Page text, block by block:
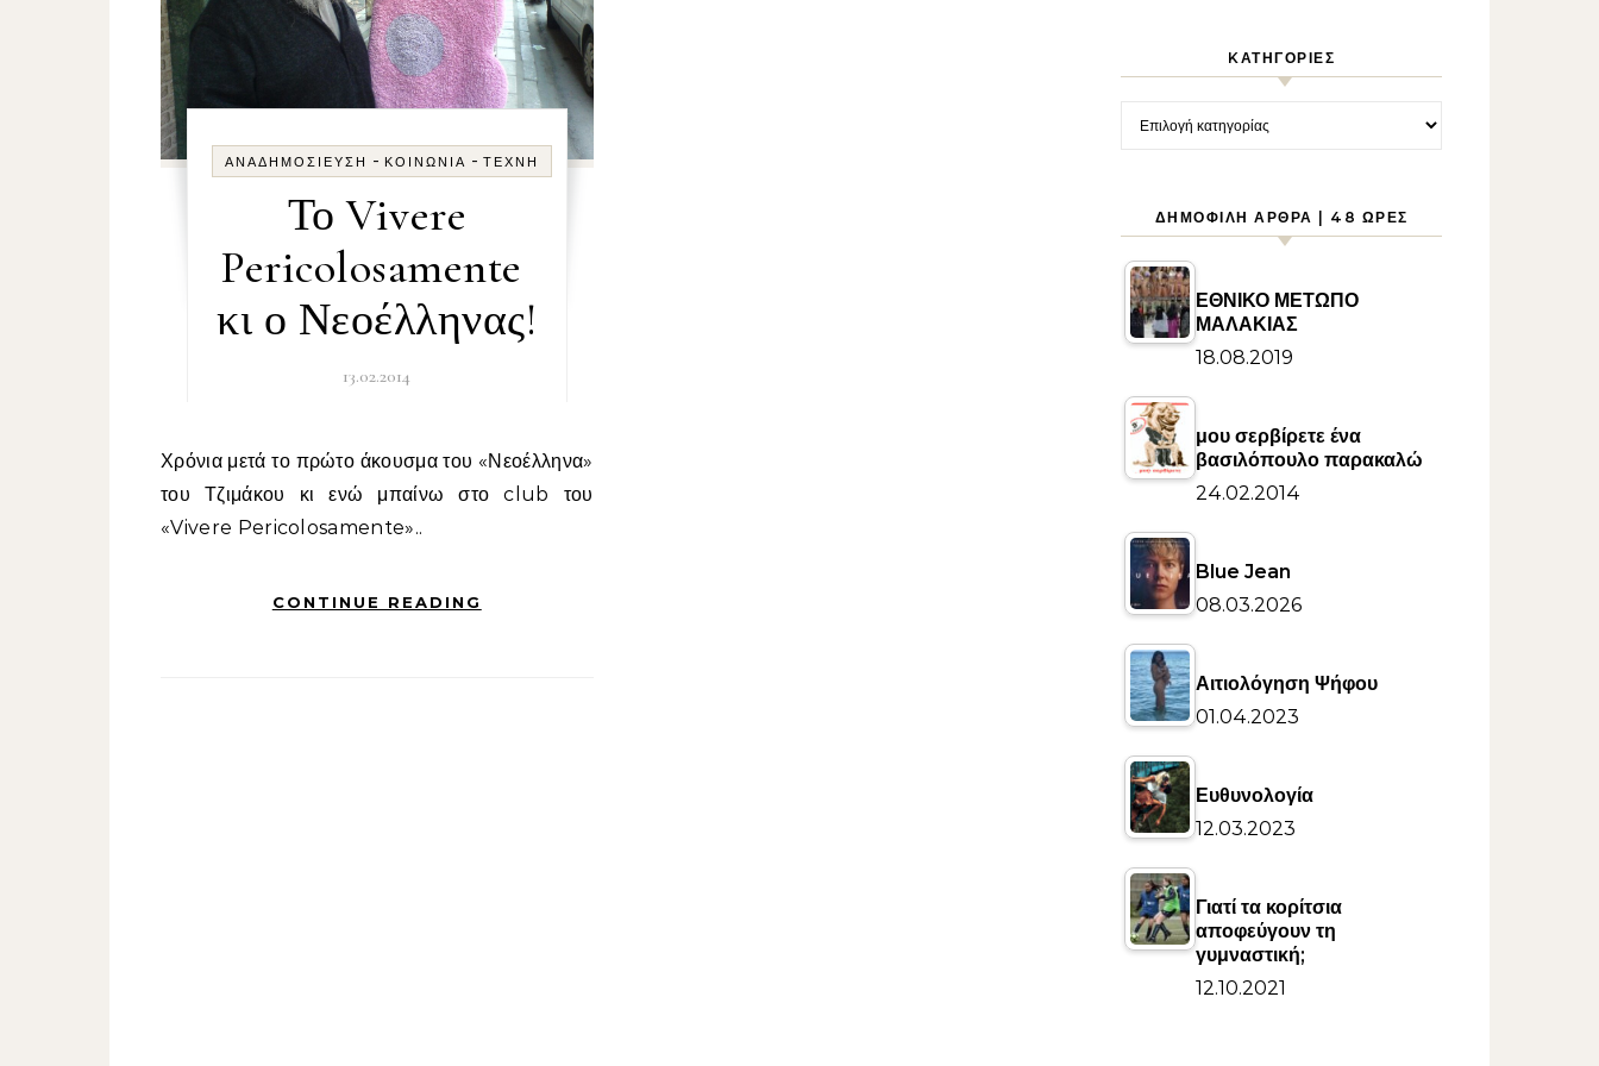
ΑΝΑΔΗΜΟΣΊΕΥΣΗ - ΚΟΙΝΩΝΊΑ - ΤΈΧΝΗ
Το Vivere
Pericolosamente
κι ο Νεοέλληνας!
13.02.2014
Χρόνια μετά το πρώτο άκουσμα του «Νεοέλληνα»
του Τζιμάκου κι ενώ μπαίνω στο club του
«Vivere Pericolosamente»..
CONTINUE READING
KΑΤΗΓΟΡΊΕΣ
Kατηγορίες
ΔΗΜΟΦΙΛΉ ΆΡΘΡΑ | 48 ΏΡΕΣ
ΕΘΝΙΚΟ ΜΕΤΩΠΟ
ΜΑΛΑΚΙΑΣ
18.08.2019
μου σερβίρετε ένα
βασιλόπουλο παρακαλώ
24.02.2014
Blue Jean
08.03.2026
Αιτιολόγηση Ψήφου
01.04.2023
Ευθυνολογία
12.03.2023
Γιατί τα κορίτσια
αποφεύγουν τη
γυμναστική;
12.10.2021